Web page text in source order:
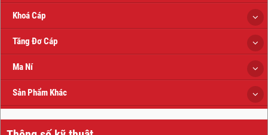
Khoá Cáp
Tăng Đơ Cáp
Ma Ní
Sản Phẩm Khác